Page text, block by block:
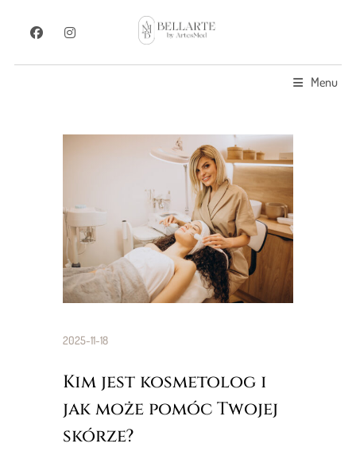
Menu
2025-11-18
Kim jest kosmetolog i
jak może pomóc Twojej
skórze?